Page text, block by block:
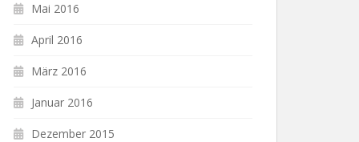
Mai 2016
April 2016
März 2016
Januar 2016
Dezember 2015